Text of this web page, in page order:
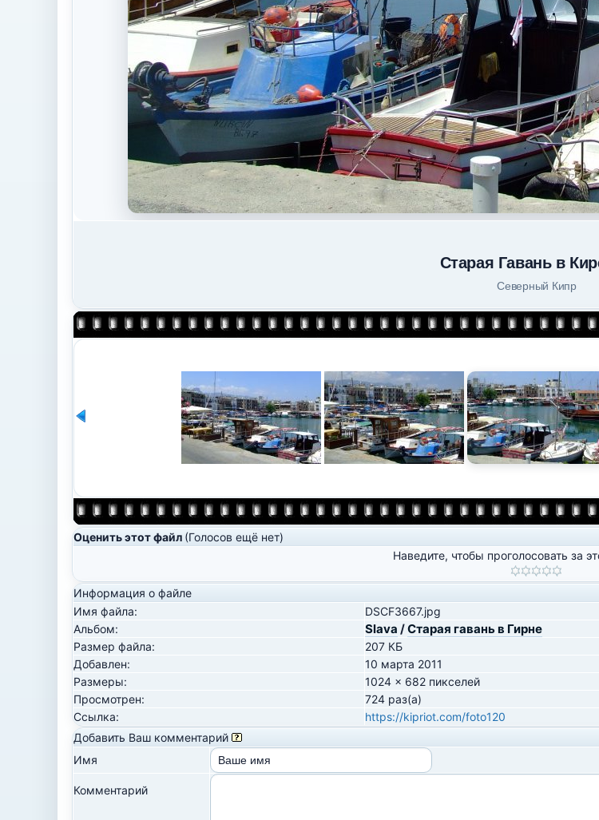
Старая Гавань в
Северный Кипр
Оценить этот файл (Голосов ещё нет)
Наведите, чтобы проголосовать за
Информация о файле
Имя файла:
DSCF3667.jpg
Альбом:
Slava /Старая гавань в Гирне
Размер файла:
207 КБ
Добавлен:
10 марта 2011
Размеры:
1024 x 682 пикселей
Просмотрен:
724 раз(а)
Ссылка:
https://kipriot.com/foto120
Добавить Ваш комментарий
Имя
Комментарий